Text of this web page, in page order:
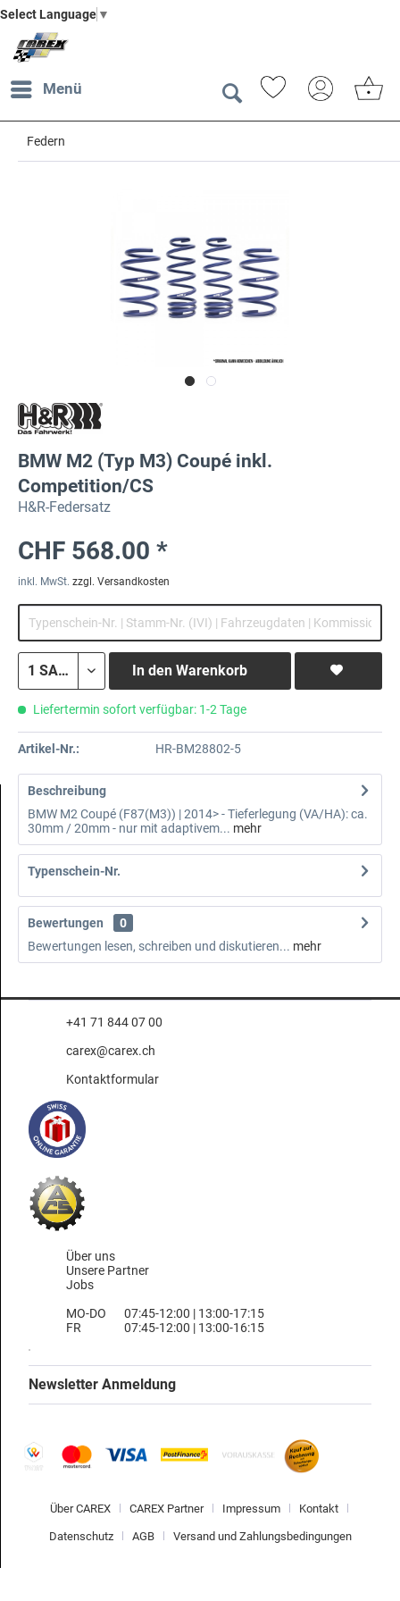
Select Language ▼
Menü
Federn
BMW M2 (Typ M3) Coupé inkl.
Competition/CS
H&R-Federsatz
CHF 568.00 *
inkl. MwSt. zzgl. Versandkosten
In den Warenkorb
Liefertermin sofort verfügbar: 1-2 Tage
Artikel-Nr.: HR-BM28802-5
Beschreibung
BMW M2 Coupé (F87(M3)) | 2014> - Tieferlegung (VA/HA): ca.
30mm / 20mm - nur mit adaptivem... mehr
Typenschein-Nr.
Bewertungen
0
Bewertungen lesen, schreiben und diskutieren... mehr
+41 71 844 07 00
carex@carex.ch
Kontaktformular
Über uns
Unsere Partner
Jobs
MO-DO
FR
07:45-12:00 | 13:00-17:15
07:45-12:00 | 13:00-16:15
Newsletter Anmeldung
Über CAREX CAREX Partner Impressum Kontakt
Datenschutz AGB Versand und Zahlungsbedingungen